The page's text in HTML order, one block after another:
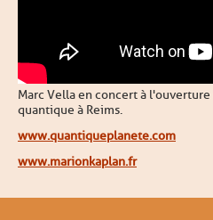
Marc Vella en concert à
quantique à Reims.
www.quantiqueplanete.com
www.marionkaplan.fr